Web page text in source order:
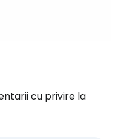
cu privire la